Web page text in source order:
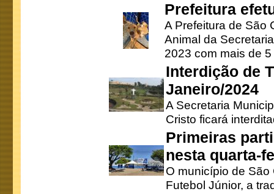
Prefeitura
A Prefeitura de São
Animal da
2023 com mais de 5
Interdição de
Janeiro/2024
A Secretaria
Cristo ficará
Primeiras
nesta quarta-
O município de
Futebol Júnior, a